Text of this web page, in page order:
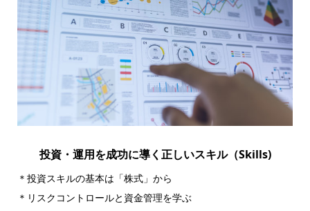
投資・運用を成功に導く正しいスキル（Skills)
＊投資スキルの基本は「株式」から
＊リスクコントロールと資金管理を学ぶ